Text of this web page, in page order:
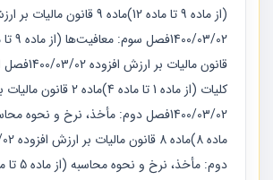
(از ماده 9 تا ماده 12)ماده 9 قانون
قانون مالیات
کلیات (از ماده 1 تا ماده